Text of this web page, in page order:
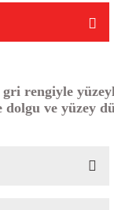
rengiyle
ve yüzey